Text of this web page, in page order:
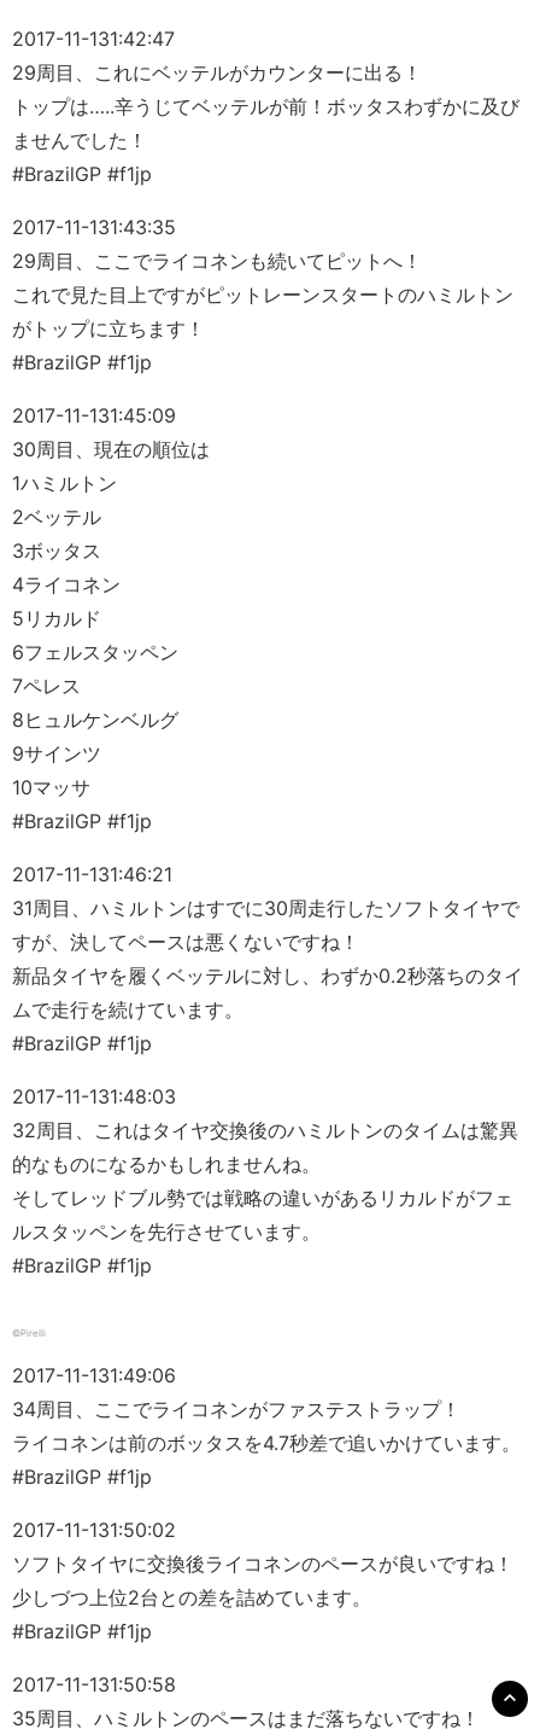
2017-11-131:42:47
29周目、これにベッテルがカウンターに出る！
トップは…..辛うじてベッテルが前！ボッタスわずかに及び
ませんでした！
#BrazilGP #f1jp
2017-11-131:43:35
29周目、ここでライコネンも続いてピットへ！
これで見た目上ですがピットレーンスタートのハミルトン
がトップに立ちます！
#BrazilGP #f1jp
2017-11-131:45:09
30周目、現在の順位は
1ハミルトン
2ベッテル
3ボッタス
4ライコネン
5リカルド
6フェルスタッペン
7ペレス
8ヒュルケンベルグ
9サインツ
10マッサ
#BrazilGP #f1jp
2017-11-131:46:21
31周目、ハミルトンはすでに30周走行したソフトタイヤで
すが、決してペースは悪くないですね！
新品タイヤを履くベッテルに対し、わずか0.2秒落ちのタイ
ムで走行を続けています。
#BrazilGP #f1jp
2017-11-131:48:03
32周目、これはタイヤ交換後のハミルトンのタイムは驚異
的なものになるかもしれませんね。
そしてレッドブル勢では戦略の違いがあるリカルドがフェ
ルスタッペンを先行させています。
#BrazilGP #f1jp
©Pirelli
2017-11-131:49:06
34周目、ここでライコネンがファステストラップ！
ライコネンは前のボッタスを4.7秒差で追いかけています。
#BrazilGP #f1jp
2017-11-131:50:02
ソフトタイヤに交換後ライコネンのペースが良いですね！
少しづつ上位2台との差を詰めています。
#BrazilGP #f1jp
2017-11-131:50:58
35周目、ハミルトンのペースはまだ落ちないですね！